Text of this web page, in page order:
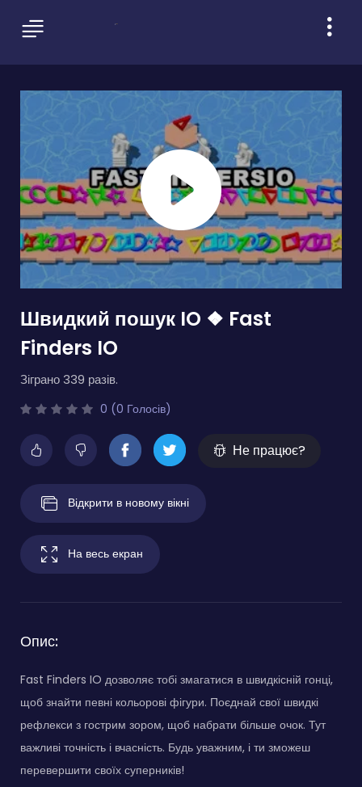
Швидкий пошук IO ❖ Fast
Finders IO
Зіграно 339 разів.
0 (0 Голосів)
Не працює?
Відкрити в новому вікні
На весь екран
Опис:
Fast Finders IO дозволяє тобі змагатися в швидкісній гонці,
щоб знайти певні кольорові фігури. Поєднай свої швидкі
рефлекси з гострим зором, щоб набрати більше очок. Тут
важливі точність і вчасність. Будь уважним, і ти зможеш
перевершити своїх суперників!